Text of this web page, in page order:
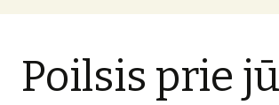
Poilsis prie